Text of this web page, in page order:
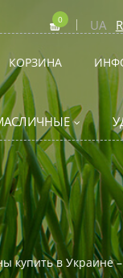
UA
0
КОРЗИНА
купить в Украине